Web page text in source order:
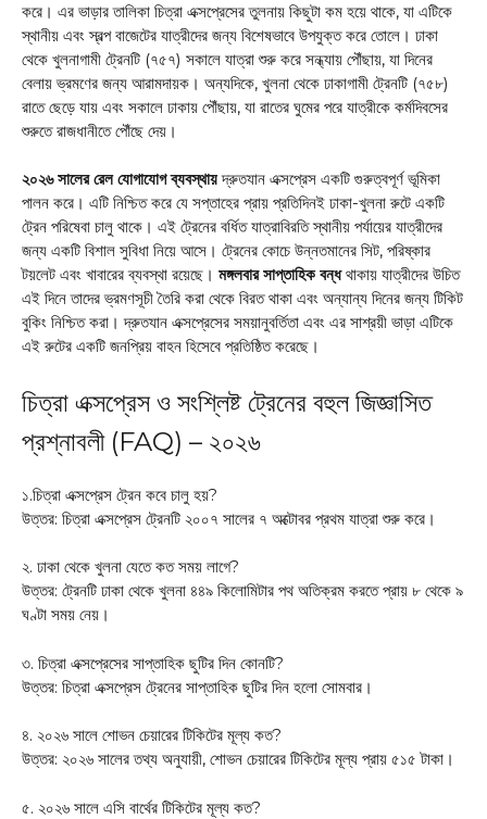
করে। এর ভাড়ার তালিকা চিত্রা এক্সপ্রেসের তুলনায় কিছুটা কম হয়ে থাকে, যা এটিকে
স্থানীয় এবং স্বল্প বাজেটের যাত্রীদের জন্য বিশেষভাবে উপযুক্ত করে তোলে। ঢাকা
থেকে খুলনাগামী ট্রেনটি (৭৫৭) সকালে যাত্রা শুরু করে সন্ধ্যায় পৌঁছায়, যা দিনের
বেলায় ভ্রমণের জন্য আরামদায়ক। অন্যদিকে, খুলনা থেকে ঢাকাগামী ট্রেনটি (৭৫৮)
রাতে ছেড়ে যায় এবং সকালে ঢাকায় পৌঁছায়, যা রাতের ঘুমের পরে যাত্রীকে কর্মদিবসের
শুরুতে রাজধানীতে পৌঁছে দেয়।
২০২৬ সালের রেল যোগাযোগ ব্যবস্থায়দ্রুতযান এক্সপ্রেস একটি গুরুত্বপূর্ণ ভূমিকা
পালন করে। এটি নিশ্চিত করে যে সপ্তাহের প্রায় প্রতিদিনই ঢাকা-খুলনা রুটে একটি
ট্রেন পরিষেবা চালু থাকে। এই ট্রেনের বর্ধিত যাত্রাবিরতি স্থানীয় পর্যায়ের যাত্রীদের
জন্য একটি বিশাল সুবিধা নিয়ে আসে। ট্রেনের কোচে উন্নতমানের সিট, পরিষ্কার
টয়লেট এবং খাবারের ব্যবস্থা রয়েছে। মঙ্গলবার সাপ্তাহিক বন্ধথাকায় যাত্রীদের উচিত
এই দিনে তাদের ভ্রমণসূচী তৈরি করা থেকে বিরত থাকা এবং অন্যান্য দিনের জন্য টিকিট
বুকিং নিশ্চিত করা। দ্রুতযান এক্সপ্রেসের সময়ানুবর্তিতা এবং এর সাশ্রয়ী ভাড়া এটিকে
এই রুটের একটি জনপ্রিয় বাহন হিসেবে প্রতিষ্ঠিত করেছে।
চিত্রা এক্সপ্রেস ও সংশ্লিষ্ট ট্রেনের বহুল জিজ্ঞাসিত
প্রশ্নাবলী (FAQ) – ২০২৬
১.চিত্রা এক্সপ্রেস ট্রেন কবে চালু হয়?
উত্তর: চিত্রা এক্সপ্রেস ট্রেনটি ২০০৭ সালের ৭ অক্টোবর প্রথম যাত্রা শুরু করে।
২. ঢাকা থেকে খুলনা যেতে কত সময় লাগে?
উত্তর: ট্রেনটি ঢাকা থেকে খুলনা ৪৪৯ কিলোমিটার পথ অতিক্রম করতে প্রায় ৮ থেকে ৯
ঘণ্টা সময় নেয়।
৩. চিত্রা এক্সপ্রেসের সাপ্তাহিক ছুটির দিন কোনটি?
উত্তর: চিত্রা এক্সপ্রেস ট্রেনের সাপ্তাহিক ছুটির দিন হলো সোমবার।
৪. ২০২৬ সালে শোভন চেয়ারের টিকিটের মূল্য কত?
উত্তর: ২০২৬ সালের তথ্য অনুযায়ী, শোভন চেয়ারের টিকিটের মূল্য প্রায় ৫১৫ টাকা।
৫. ২০২৬ সালে এসি বার্থের টিকিটের মূল্য কত?